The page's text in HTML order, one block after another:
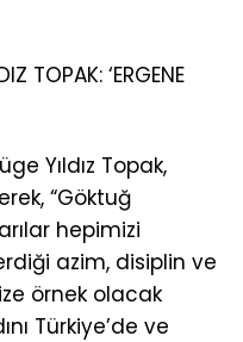
TOPAK: ‘ERGENE
Yıldız Topak,
“Göktuğ
hepimizi
azim, disiplin ve
örnek olacak
Türkiye’de ve